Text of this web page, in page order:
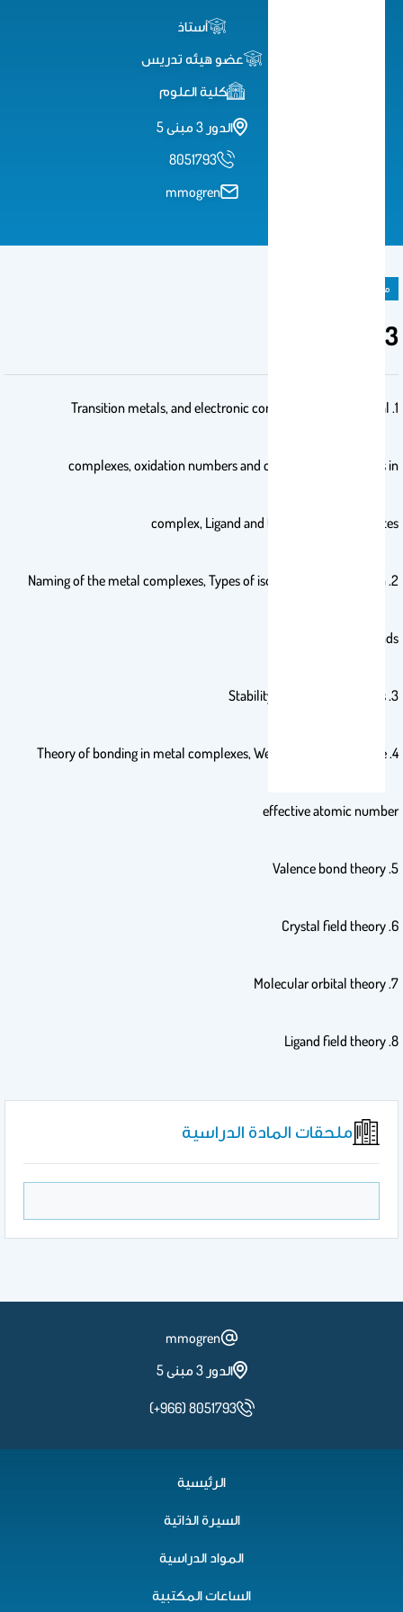
أستاذ
عضو هيئه تدريس
كلية العلوم
الدور 3 مبنى 5
8051793
mmogren
مادة دراسية
323 chem
1. Transition metals, and electronic configurations and metal
complexes, oxidation numbers and coordination numbers in
complex, Ligand and their types and Chelates
2. Naming of the metal complexes, Types of isomers in coordination
compounds
3. Stability of metal complexes
4. Theory of bonding in metal complexes, Werner’s theory and The
effective atomic number
5. Valence bond theory
6. Crystal field theory
7. Molecular orbital theory
8. Ligand field theory
ملحقات المادة الدراسية
mmogren
الدور 3 مبنى 5
(+966) 8051793
الرئيسية
السيرة الذاتية
المواد الدراسية
الساعات المكتبية